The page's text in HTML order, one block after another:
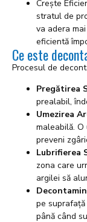
Crește
stratul de
va adera
eficientă
Ce este
Procesul de
Pregătirea
prealabil,
Umezirea
maleabilă.
preveni
Lubrifierea
zona care
argilei să
pe
până când